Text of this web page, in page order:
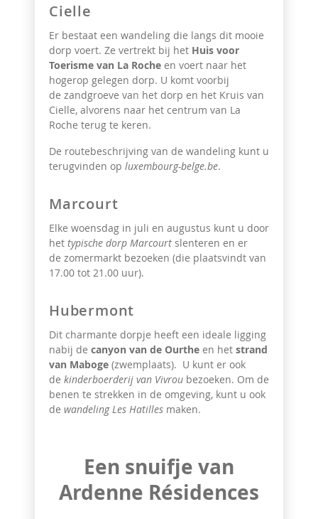
Cielle
Er bestaat een wandeling die langs dit mooie
dorp voert. Ze vertrekt bij het Huis voor
Toerisme van La Roche en voert naar het
hogerop gelegen dorp. U komt voorbij
de zandgroeve van het dorp en het Kruis van
Cielle, alvorens naar het centrum van La
Roche terug te keren.
De routebeschrijving van de wandeling kunt u
terugvinden op luxembourg-belge.be.
Marcourt
Elke woensdag in juli en augustus kunt u door
het typische dorp Marcourt slenteren en er
de zomermarkt bezoeken (die plaatsvindt van
17.00 tot 21.00 uur).
Hubermont
Dit charmante dorpje heeft een ideale ligging
nabij de canyon van de Ourthe en het strand
van Maboge (zwemplaats). U kunt er ook
de kinderboerderij van Vivrou bezoeken. Om de
benen te strekken in de omgeving, kunt u ook
de wandeling Les Hatilles maken.
Een snuifje van
Ardenne Résidences